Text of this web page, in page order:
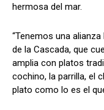
hermosa del mar.
“Tenemos una
de la Cascada, que
amplia con platos
cochino, la parrilla, el
plato como lo es el